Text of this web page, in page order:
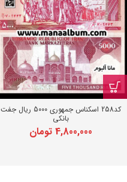
کد258 اسکناس جمهوری 5000 ریال جفت
بانکی
4,800,000 تومان